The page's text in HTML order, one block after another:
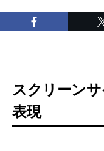
スクリーン
表現